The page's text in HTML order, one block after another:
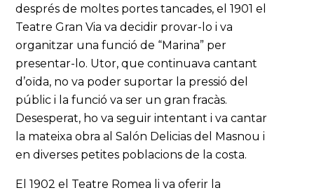
després de moltes portes tancades, el 1901 el
Teatre Gran Via va decidir provar-lo i va
organitzar una funció de “Marina” per
presentar-lo. Utor, que continuava cantant
d’oïda, no va poder suportar la pressió del
públic i la funció va ser un gran fracàs.
Desesperat, ho va seguir intentant i va cantar
la mateixa obra al Salón Delicias del Masnou i
en diverses petites poblacions de la costa.
El 1902 el Teatre Romea li va oferir la